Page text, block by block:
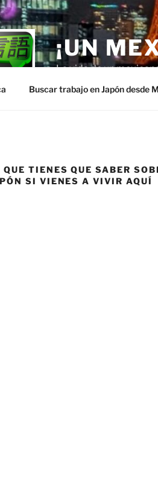
¡UN
La vida de un
Buscar trabajo en Japón desde
QUE TIENES QUE SABER
SI VIENES A VIVIR AQUÍ